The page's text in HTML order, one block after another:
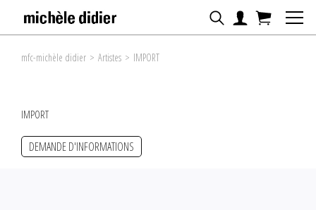
mfc-michèle didier > Artistes > IMPORT
IMPORT
DEMANDE D'INFORMATIONS